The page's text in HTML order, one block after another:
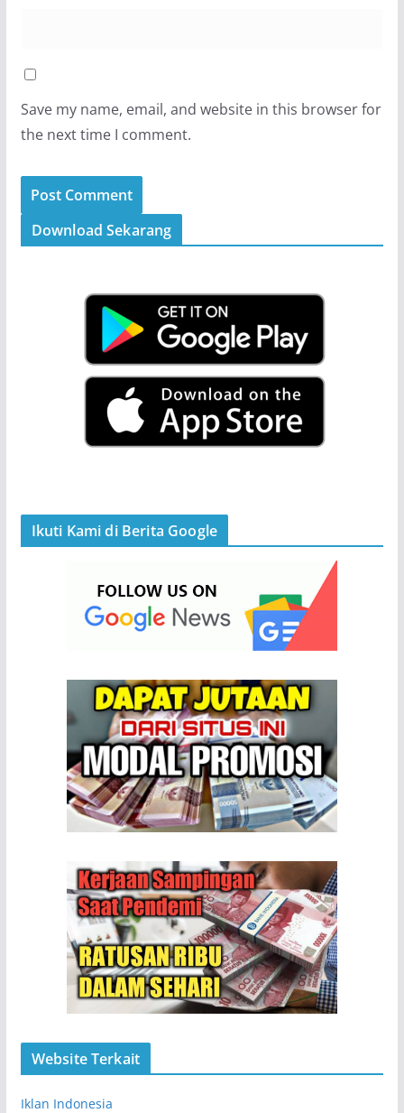
Save my name, email, and website in this browser for
the next time I comment.
Download Sekarang
Ikuti Kami di Berita Google
Website Terkait
Iklan Indonesia